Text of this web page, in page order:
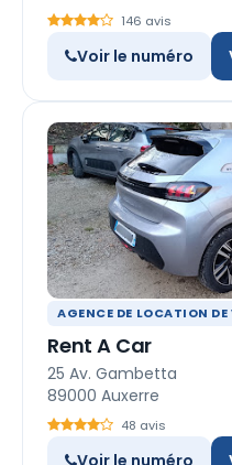
146 avis
Voir le numéro
AGENCE DE LOCATION
Rent A Car
25 Av. Gambetta
89000 Auxerre
48 avis
Voir le numéro